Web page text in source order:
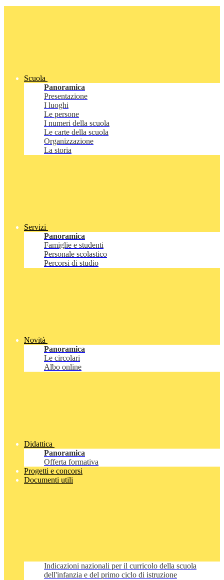
Scuola
Panoramica
Presentazione
I luoghi
Le persone
I numeri della scuola
Le carte della scuola
Organizzazione
La storia
Servizi
Panoramica
Famiglie e studenti
Personale scolastico
Percorsi di studio
Novità
Panoramica
Le circolari
Albo online
Didattica
Panoramica
Offerta formativa
Progetti e concorsi
Documenti utili
Indicazioni nazionali per il curricolo della scuola
dell'infanzia e del primo ciclo di istruzione